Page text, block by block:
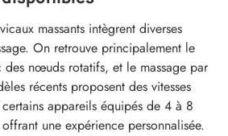
massants intègrent diverses
On retrouve principalement le
des nœuds rotatifs, et le massage par
récents proposent des vitesses
appareils équipés de 4 à 8
une expérience personnalisée.